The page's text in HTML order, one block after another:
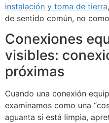
instalación y toma de tierra
de sentido común, no
Conexiones
visibles:
próximas
Cuando una conexión
examinamos como una
aguanta si está limpia,